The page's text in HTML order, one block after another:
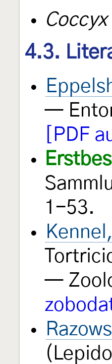
4.3.
—
[PDF
1-53.
—